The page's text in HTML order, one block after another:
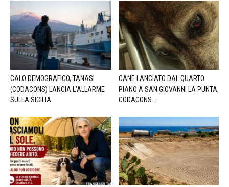
CALO DEMOGRAFICO, TANASI
(CODACONS) LANCIA L’ALLARME
SULLA SICILIA
CANE LANCIATO DAL QUARTO
PIANO A SAN GIOVANNI LA PUNTA,
CODACONS...